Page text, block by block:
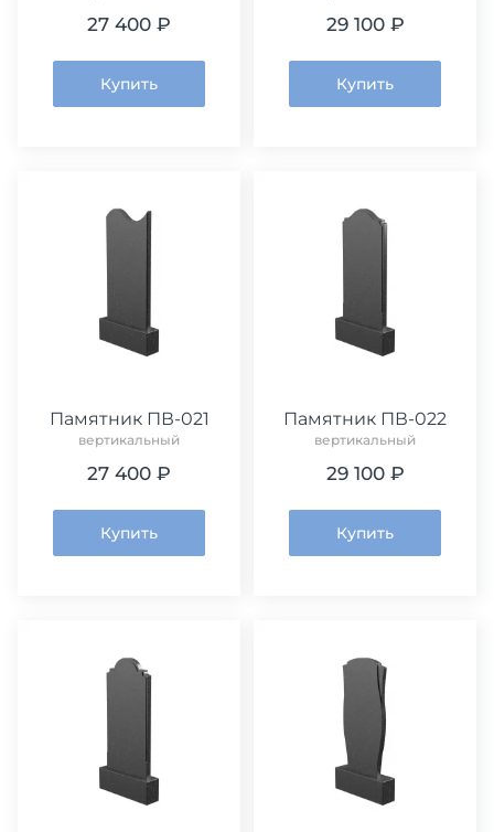
27 400 ₽
Купить
29 100 ₽
Купить
Памятник ПВ-021
вертикальный
27 400 ₽
Купить
Памятник ПВ-022
вертикальный
29 100 ₽
Купить